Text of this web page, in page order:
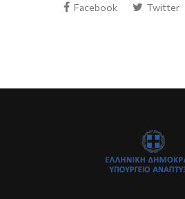
Facebook Twitter